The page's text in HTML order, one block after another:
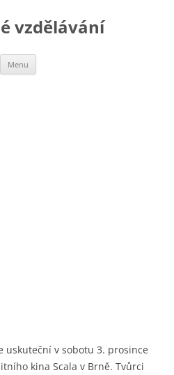
vzdělávání
Menu
uskuteční v sobotu 3. prosince
kina Scala v Brně. Tvůrci